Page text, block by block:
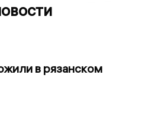
в рязанском